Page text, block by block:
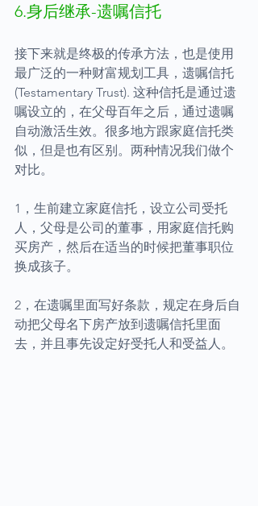
6.身后继承-遗嘱信托
接下来就是终极的传承方法，也是使用
最广泛的一种财富规划工具，遗嘱信托
(Testamentary Trust). 这种信托是通过遗
嘱设立的，在父母百年之后，通过遗嘱
自动激活生效。很多地方跟家庭信托类
似，但是也有区别。两种情况我们做个
对比。
1，生前建立家庭信托，设立公司受托
人，父母是公司的董事，用家庭信托购
买房产，然后在适当的时候把董事职位
换成孩子。
2，在遗嘱里面写好条款，规定在身后自
动把父母名下房产放到遗嘱信托里面
去，并且事先设定好受托人和受益人。